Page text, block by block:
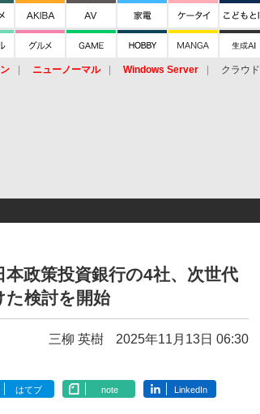
ニューノーマル Windows Server クラウド
政策投資銀行の4社、次世代
た検討を開始
三柳 英樹 2025年11月13日 06:30
はてブ note LinkedIn